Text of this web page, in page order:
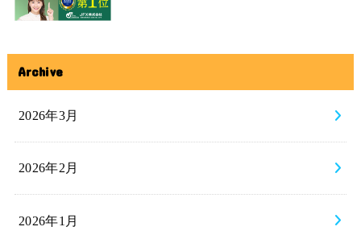
Archive
2026年3月
2026年2月
2026年1月